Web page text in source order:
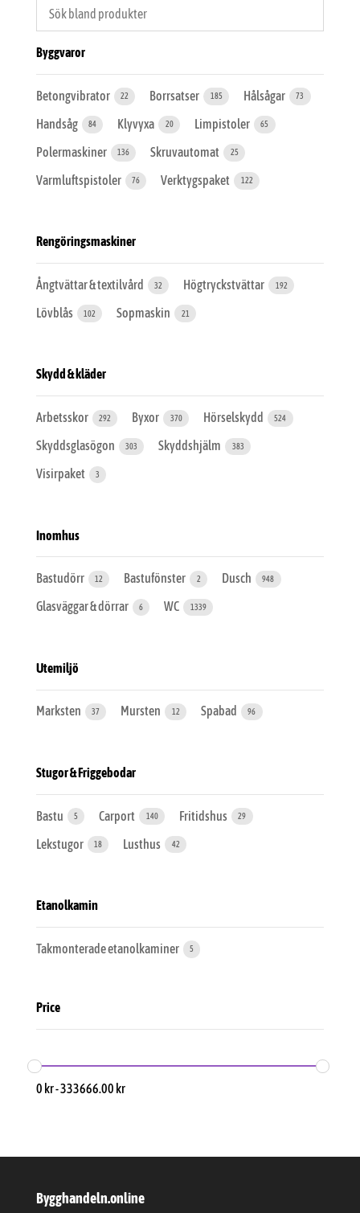
Byggvaror
Betongvibrator 22 Borrsatser 185 Hålsågar 73
Handsåg 84 Klyvyxa 20 Limpistoler 65
Polermaskiner 136 Skruvautomat 25
Varmluftspistoler 76 Verktygspaket 122
Rengöringsmaskiner
Ångtvättar & textilvård 32 Högtryckstvättar 192
Lövblås 102 Sopmaskin 21
Skydd & kläder
Arbetsskor 292 Byxor 370 Hörselskydd 524
Skyddsglasögon 303 Skyddshjälm 383
Visirpaket 3
Inomhus
Bastudörr 12 Bastufönster 2 Dusch 948
Glasväggar & dörrar 6 WC 1339
Utemiljö
Marksten 37 Mursten 12 Spabad 96
Stugor & Friggebodar
Bastu 5 Carport 140 Fritidshus 29
Lekstugor 18 Lusthus 42
Etanolkamin
Takmonterade etanolkaminer 5
Price
0 kr-333666.00 kr
Bygghandeln.online